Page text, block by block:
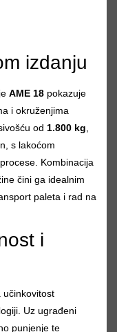
izdanju
AME 18 pokazuje
i okruženjima
od 1.800 kg
s lakoćom
Kombinacija
čini ga idealnim
paleta i rad na
i
učinkovitost
Uz ugrađeni
punjenje te